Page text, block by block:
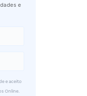
e
e aceito
Online.